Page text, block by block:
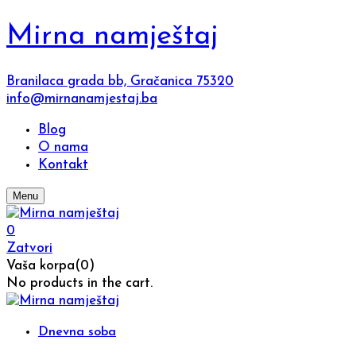
Mirna namještaj
Branilaca grada bb, Gračanica 75320
info@mirnanamjestaj.ba
Blog
O nama
Kontakt
Menu
0
Zatvori
Vaša korpa(0)
No products in the cart.
Dnevna soba